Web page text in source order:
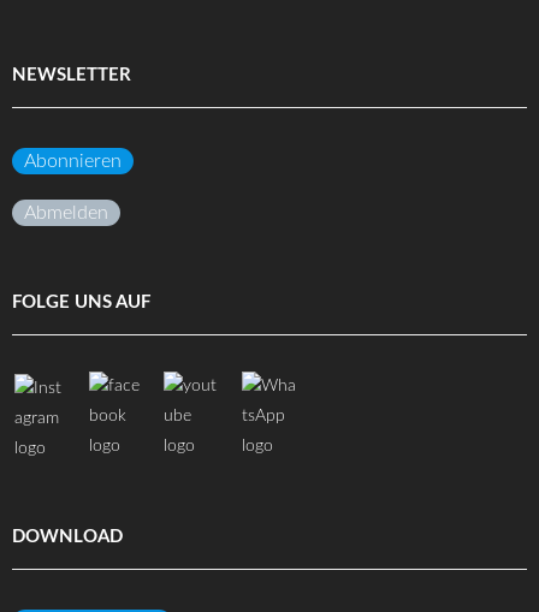
NEWSLETTER
Abonnieren
Abmelden
FOLGE UNS AUF
DOWNLOAD